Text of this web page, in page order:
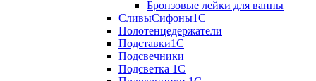
Бронзовые лейки для ванны
СливыСифоны1С
Полотенцедержатели
Подставки1С
Подсвечники
Подсветка 1С